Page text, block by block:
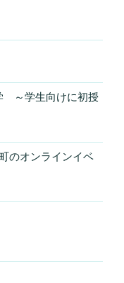
～学生向けに初授
のオンラインイベ